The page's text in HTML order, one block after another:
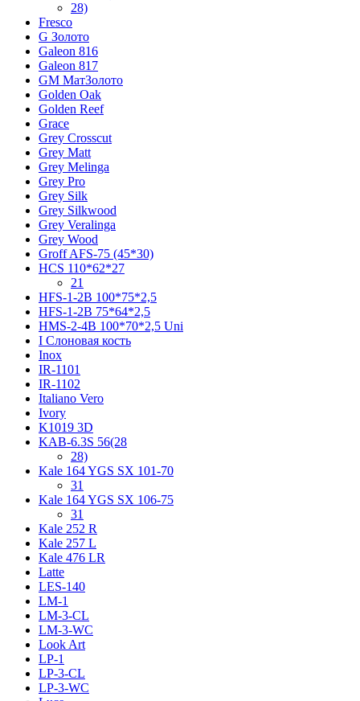
28)
Fresco
G Золото
Galeon 816
Galeon 817
GM МатЗолото
Golden Oak
Golden Reef
Grace
Grey Crosscut
Grey Matt
Grey Melinga
Grey Pro
Grey Silk
Grey Silkwood
Grey Veralinga
Grey Wood
Groff AFS-75 (45*30)
HCS 110*62*27
21
HFS-1-2B 100*75*2,5
HFS-1-2B 75*64*2,5
HMS-2-4B 100*70*2,5 Uni
I Слоновая кость
Inox
IR-1101
IR-1102
Italiano Vero
Ivory
K1019 3D
KAB-6.3S 56(28
28)
Kale 164 YGS SX 101-70
31
Kale 164 YGS SX 106-75
31
Kale 252 R
Kale 257 L
Kale 476 LR
Latte
LES-140
LM-1
LM-3-CL
LM-3-WC
Look Art
LP-1
LP-3-CL
LP-3-WC